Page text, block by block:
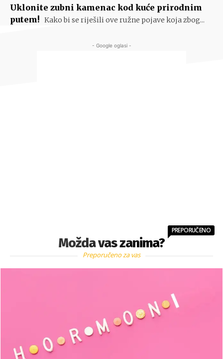
Uklonite zubni kamenac kod kuće prirodnim
putem! Kako bi se riješili ove ružne pojave koja zbog...
- Google oglasi -
Možda vas zanima?
PREPORUČENO
Preporučeno za vas